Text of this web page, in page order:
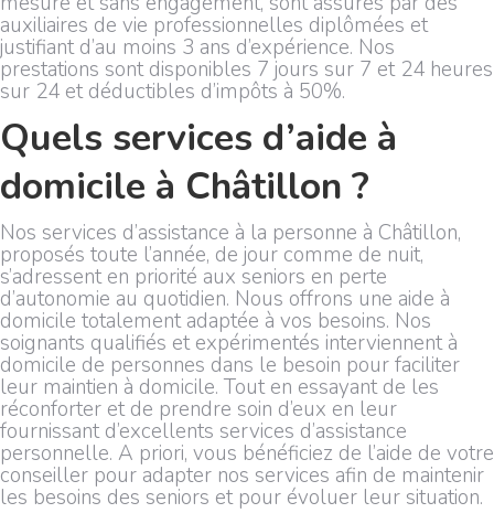
auxiliaires de vie professionnelles diplômées et
justifiant d’au moins 3 ans d’expérience. Nos
prestations sont disponibles 7 jours sur 7 et 24 heures
sur 24 et déductibles d’impôts à 50%.
Quels services d’aide à
domicile à Châtillon ?
Nos services d’assistance à la personne à Châtillon,
proposés toute l’année, de jour comme de nuit,
s’adressent en priorité aux seniors en perte
d’autonomie au quotidien. Nous offrons une aide à
domicile totalement adaptée à vos besoins. Nos
soignants qualifiés et expérimentés interviennent à
domicile de personnes dans le besoin pour faciliter
leur maintien à domicile. Tout en essayant de les
réconforter et de prendre soin d’eux en leur
fournissant d’excellents services d’assistance
personnelle. A priori, vous bénéficiez de l’aide de votre
conseiller pour adapter nos services afin de maintenir
les besoins des seniors et pour évoluer leur situation.